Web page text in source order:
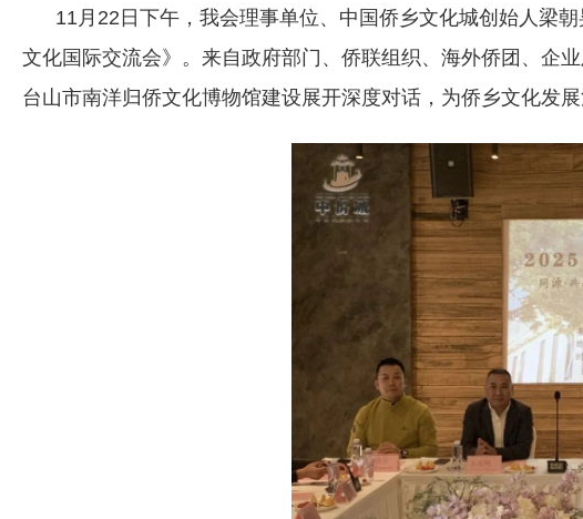
11月22日下午，我会理事单位、中国侨乡文化城创始人梁
文化国际交流会》。来自政府部门、侨联组织、海外侨团、企
台山市南洋归侨文化博物馆建设展开深度对话，为侨乡文化发展